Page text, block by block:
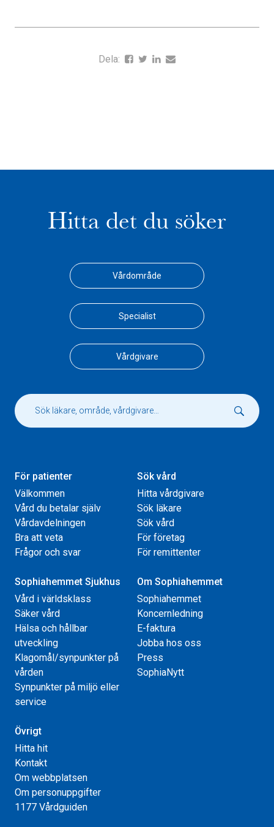
Dela:
Hitta det du söker
Vårdområde
Specialist
Vårdgivare
För patienter
Välkommen
Vård du betalar själv
Vårdavdelningen
Bra att veta
Frågor och svar
Sök vård
Hitta vårdgivare
Sök läkare
Sök vård
För företag
För remittenter
Sophiahemmet Sjukhus
Vård i världsklass
Säker vård
Hälsa och hållbar
utveckling
Klagomål/synpunkter på
vården
Synpunkter på miljö eller
service
Om Sophiahemmet
Sophiahemmet
Koncernledning
E-faktura
Jobba hos oss
Press
SophiaNytt
Övrigt
Hitta hit
Kontakt
Om webbplatsen
Om personuppgifter
1177 Vårdguiden